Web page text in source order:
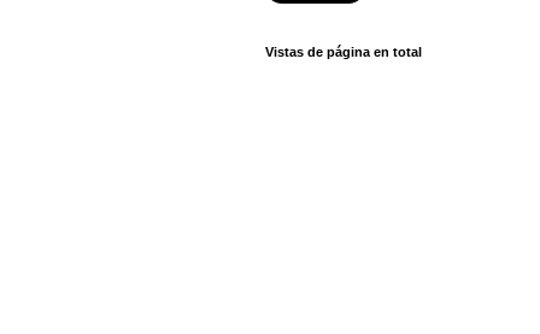
Vistas de página en total